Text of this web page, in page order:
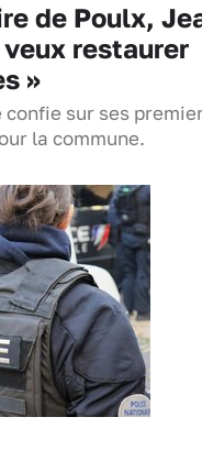
de Poulx,
restaurer
»
confie sur ses
la commune.